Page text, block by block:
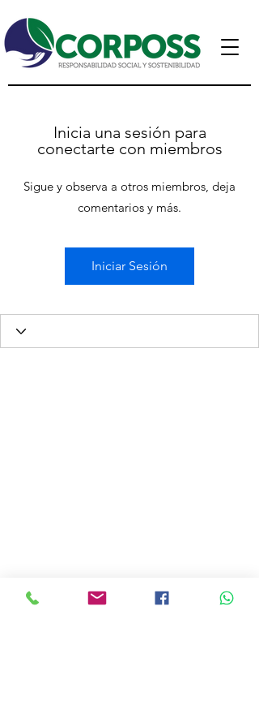
Inicia una sesión para
conectarte con miembros
Sigue y observa a otros miembros, deja
comentarios y más.
Iniciar Sesión